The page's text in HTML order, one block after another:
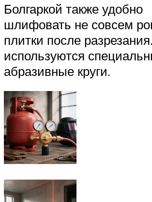
Болгаркой также удобно
шлифовать не совсем
плитки после
используются
абразивные круги.